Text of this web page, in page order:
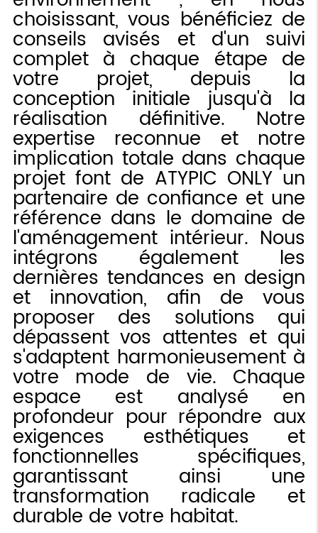
choisissant, vous bénéficiez de
conseils avisés et d'un suivi
complet à chaque étape de
votre projet, depuis la
conception initiale jusqu'à la
réalisation définitive. Notre
expertise reconnue et notre
implication totale dans chaque
projet font de ATYPIC ONLY un
partenaire de confiance et une
référence dans le domaine de
l'aménagement intérieur. Nous
intégrons également les
dernières tendances en design
et innovation, afin de vous
proposer des solutions qui
dépassent vos attentes et qui
s'adaptent harmonieusement à
votre mode de vie. Chaque
espace est analysé en
profondeur pour répondre aux
exigences esthétiques et
fonctionnelles spécifiques,
garantissant ainsi une
transformation radicale et
durable de votre habitat.